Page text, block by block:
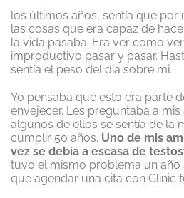
los últimos años, sentía que por
las cosas que era capaz de
la vida pasaba. Era ver como
improductivo pasar y pasar.
sentía el peso del dia sobre mi.
Yo pensaba que esto era parte
envejecer. Les preguntaba a
algunos de ellos se sentía de la
cumplir 50 años. Uno de mis
vez se debía a escasa de
tuvo el mismo problema un año
que agendar una cita con Clinic